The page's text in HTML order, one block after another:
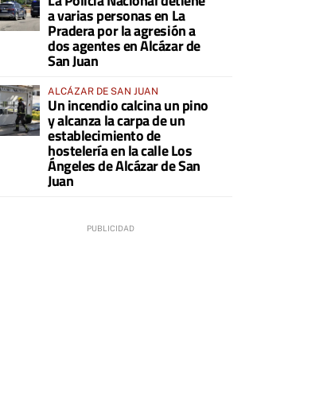
a varias personas en La
Pradera por la agresión a
dos agentes en Alcázar de
San Juan
ALCÁZAR DE SAN JUAN
Un incendio calcina un pino
y alcanza la carpa de un
establecimiento de
hostelería en la calle Los
Ángeles de Alcázar de San
Juan